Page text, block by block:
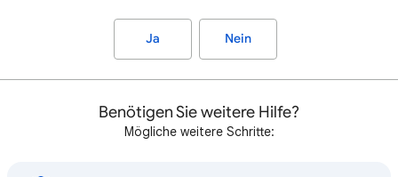
Ja Nein
Benötigen Sie weitere Hilfe?
Mögliche weitere Schritte: